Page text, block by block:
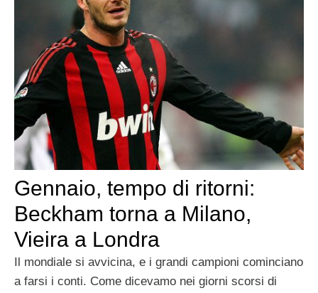
Gennaio, tempo di ritorni:
Beckham torna a Milano,
Vieira a Londra
Il mondiale si avvicina, e i grandi campioni cominciano
a farsi i conti. Come dicevamo nei giorni scorsi di